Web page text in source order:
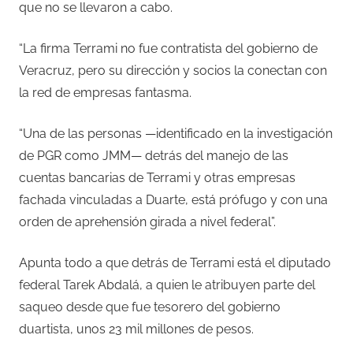
que no se llevaron a cabo.
“La firma Terrami no fue contratista del gobierno de
Veracruz, pero su dirección y socios la conectan con
la red de empresas fantasma.
“Una de las personas —identificado en la investigación
de PGR como JMM— detrás del manejo de las
cuentas bancarias de Terrami y otras empresas
fachada vinculadas a Duarte, está prófugo y con una
orden de aprehensión girada a nivel federal”.
Apunta todo a que detrás de Terrami está el diputado
federal Tarek Abdalá, a quien le atribuyen parte del
saqueo desde que fue tesorero del gobierno
duartista, unos 23 mil millones de pesos.